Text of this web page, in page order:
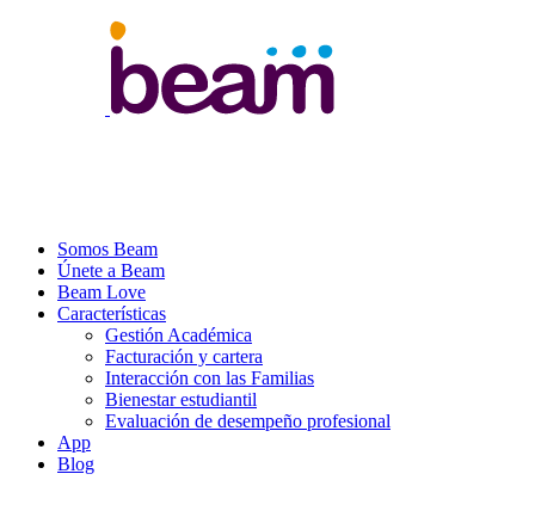
Somos Beam
Únete a Beam
Beam Love
Características
Gestión Académica
Facturación y cartera
Interacción con las Familias
Bienestar estudiantil
Evaluación de desempeño profesional
App
Blog